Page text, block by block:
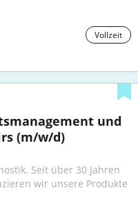
Vollzeit
und
(m/w/d)
Seit über 30 Jahren
wir unsere Produkte